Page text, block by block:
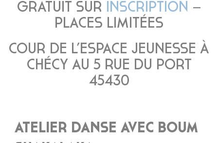
GRATUIT SUR INSCRIPTION –
PLACES LIMITÉES
COUR DE L’ESPACE JEUNESSE À
CHÉCY AU 5 RUE DU PORT
45430
ATELIER DANSE AVEC BOUM